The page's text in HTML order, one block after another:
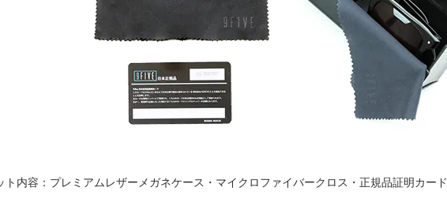
ト内容：プレミアムレザーメガネケース・マイクロファイバークロス・正規品証明カード